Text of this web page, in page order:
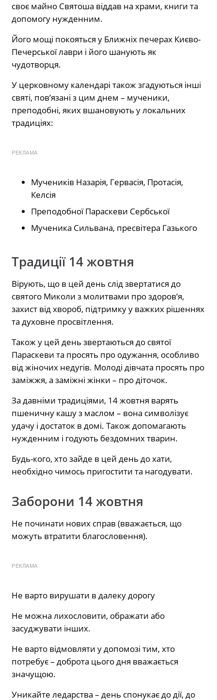
своє майно Святоша віддав на храми, книги та
допомогу нужденним.
Його мощі покояться у Ближніх печерах Києво-
Печерської лаври і його шанують як
чудотворця.
У церковному календарі також згадуються інші
святі, пов’язані з цим днем – мученики,
преподобні, яких вшановують у локальних
традиціях:
РЕКЛАМА
Мучеників Назарія, Гервасія, Протасія,
Келсія
Преподобної Параскеви Сербської
Мученика Сильвана, пресвітера Газького
Традиції 14 жовтня
Вірують, що в цей день слід звертатися до
святого Миколи з молитвами про здоров’я,
захист від хвороб, підтримку у важких рішеннях
та духовне просвітлення.
Також у цей день звертаються до святої
Параскеви та просять про одужання, особливо
від жіночих недугів. Молоді дівчата просять про
заміжжя, а заміжні жінки – про діточок.
За давніми традиціями, 14 жовтня варять
пшеничну кашу з маслом – вона символізує
удачу і достаток в домі. Також допомагають
нужденним і годують бездомних тварин.
Будь-кого, хто зайде в цей день до хати,
необхідно чимось пригостити та нагодувати.
Заборони 14 жовтня
Не починати нових справ (вважається, що
можуть втратити благословення).
РЕКЛАМА
Не варто вирушати в далеку дорогу
Не можна лихословити, ображати або
засуджувати інших.
Не варто відмовляти у допомозі тим, хто
потребує – доброта цього дня вважається
значущою.
Уникайте ледарства – день спонукає до дії, до